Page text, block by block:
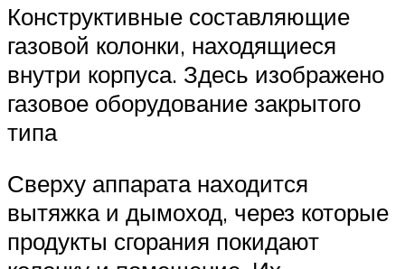
Конструктивные составляющие
газовой колонки, находящиеся
внутри корпуса. Здесь изображено
газовое оборудование закрытого
типа
Сверху аппарата находится
вытяжка и дымоход, через которые
продукты сгорания покидают